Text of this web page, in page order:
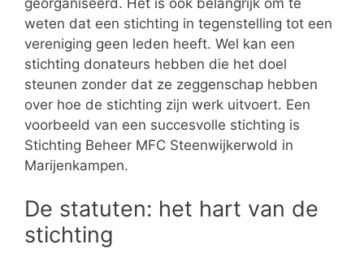
weten dat een stichting in tegenstelling tot een
vereniging geen leden heeft. Wel kan een
stichting donateurs hebben die het doel
steunen zonder dat ze zeggenschap hebben
over hoe de stichting zijn werk uitvoert. Een
voorbeeld van een succesvolle stichting is
Stichting Beheer MFC Steenwijkerwold in
Marijenkampen.
De statuten: het hart van de
stichting